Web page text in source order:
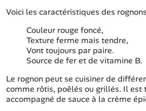
Voici les caractéristiques des
Couleur rouge foncé,
Texture ferme mais tendre,
Vont toujours par paire.
Source de fer et de vitamine B.
Le rognon peut se cuisiner de
comme rôtis, poêlés ou grillés. Il est
accompagné de sauce à la crème